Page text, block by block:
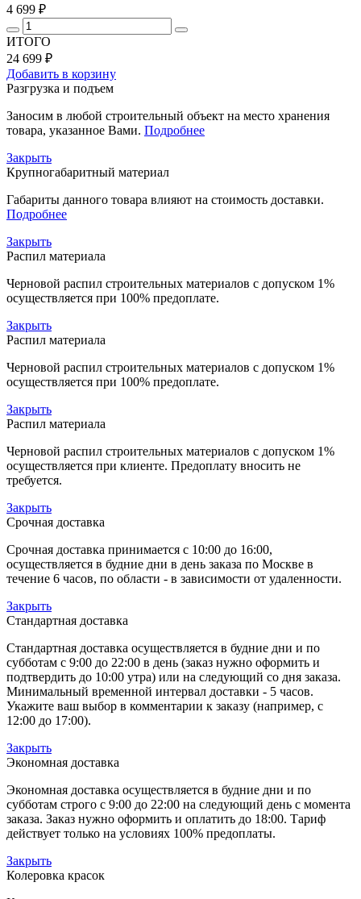
4 699 ₽
ИТОГО
24 699 ₽
Добавить в корзину
Разгрузка и подъем
Заносим в любой строительный объект на место хранения
товара, указанное Вами. Подробнее
Закрыть
Крупногабаритный материал
Габариты данного товара влияют на стоимость доставки.
Подробнее
Закрыть
Распил материала
Черновой распил строительных материалов с допуском 1%
осуществляется при 100% предоплате.
Закрыть
Распил материала
Черновой распил строительных материалов с допуском 1%
осуществляется при 100% предоплате.
Закрыть
Распил материала
Черновой распил строительных материалов с допуском 1%
осуществляется при клиенте. Предоплату вносить не
требуется.
Закрыть
Срочная доставка
Срочная доставка принимается с 10:00 до 16:00,
осуществляется в будние дни в день заказа по Москве в
течение 6 часов, по области - в зависимости от удаленности.
Закрыть
Стандартная доставка
Стандартная доставка осуществляется в будние дни и по
субботам с 9:00 до 22:00 в день (заказ нужно оформить и
подтвердить до 10:00 утра) или на следующий со дня заказа.
Минимальный временной интервал доставки - 5 часов.
Укажите ваш выбор в комментарии к заказу (например, с
12:00 до 17:00).
Закрыть
Экономная доставка
Экономная доставка осуществляется в будние дни и по
субботам строго с 9:00 до 22:00 на следующий день с момента
заказа. Заказ нужно оформить и оплатить до 18:00. Тариф
действует только на условиях 100% предоплаты.
Закрыть
Колеровка красок